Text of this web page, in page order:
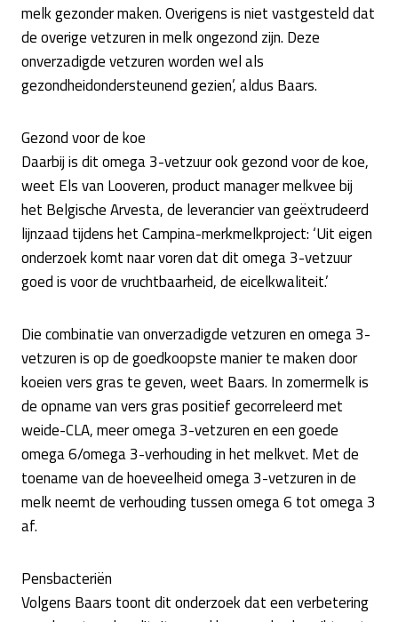
melk gezonder maken. Overigens is niet vastgesteld dat
de overige vetzuren in melk ongezond zijn. Deze
onverzadigde vetzuren worden wel als
gezondheidondersteunend gezien’, aldus Baars.
Gezond voor de koe
Daarbij is dit omega 3-vetzuur ook gezond voor de koe,
weet Els van Looveren, product manager melkvee bij
het Belgische Arvesta, de leverancier van geëxtrudeerd
lijnzaad tijdens het Campina-merkmelkproject: ‘Uit eigen
onderzoek komt naar voren dat dit omega 3-vetzuur
goed is voor de vruchtbaarheid, de eicelkwaliteit.’
Die combinatie van onverzadigde vetzuren en omega 3-
vetzuren is op de goedkoopste manier te maken door
koeien vers gras te geven, weet Baars. In zomermelk is
de opname van vers gras positief gecorreleerd met
weide-CLA, meer omega 3-vetzuren en een goede
omega 6/omega 3-verhouding in het melkvet. Met de
toename van de hoeveelheid omega 3-vetzuren in de
melk neemt de verhouding tussen omega 6 tot omega 3
af.
Pensbacteriën
Volgens Baars toont dit onderzoek dat een verbetering